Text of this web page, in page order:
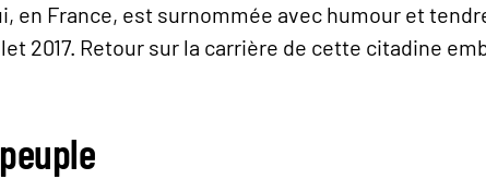
en France, est surnommée avec humour et
2017. Retour sur la carrière de cette citadine